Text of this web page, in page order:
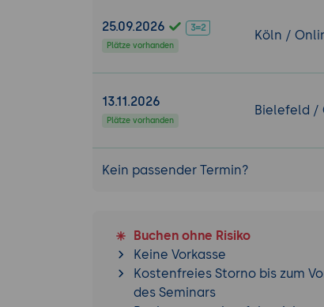
25.09.2026
Plätze vorhanden
Köln /
13.11.2026
Plätze vorhanden
Bielefeld /
Kein passender Termin?
Buchen ohne Risiko
Keine Vorkasse
Kostenfreies Storno bis zum
des Seminars